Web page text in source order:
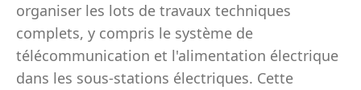
organiser les lots de travaux techniques
complets, y compris le système de
télécommunication et l'alimentation électrique
dans les sous-stations électriques. Cette